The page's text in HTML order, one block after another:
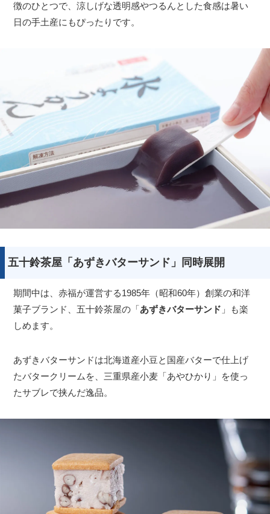
徴のひとつで、涼しげな透明感やつるんとした食感は暑い
日の手土産にもぴったりです。
五十鈴茶屋「あずきバターサンド」同時展開
期間中は、赤福が運営する1985年（昭和60年）創業の和洋
菓子ブランド、五十鈴茶屋の「あずきバターサンド 」も楽
しめます。
あずきバターサンドは北海道産小豆と国産バターで仕上げ
たバタークリームを、三重県産小麦「あやひかり」を使っ
たサブレで挟んだ逸品。